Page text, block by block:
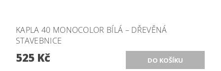
KAPLA 40 MONOCOLOR BÍLÁ – DŘEVĚNÁ
STAVEBNICE
525 Kč